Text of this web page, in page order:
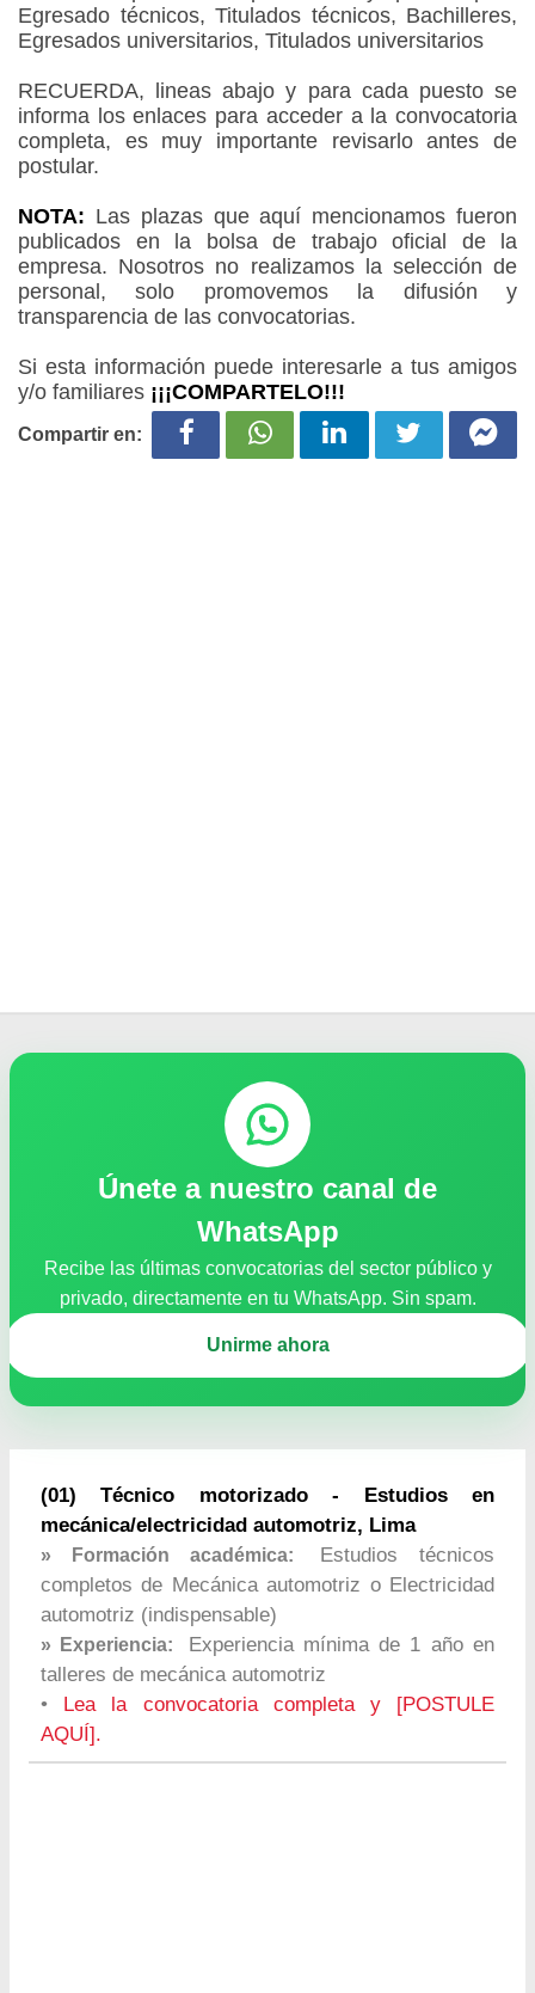
Egresado técnicos, Titulados técnicos, Bachilleres,
Egresados universitarios, Titulados universitarios
RECUERDA, lineas abajo y para cada puesto se
informa los enlaces para acceder a la convocatoria
completa, es muy importante revisarlo antes de
postular.
NOTA: Las plazas que aquí mencionamos fueron
publicados en la bolsa de trabajo oficial de la
empresa. Nosotros no realizamos la selección de
personal, solo promovemos la difusión y
transparencia de las convocatorias.
Si esta información puede interesarle a tus amigos
y/o familiares ¡¡¡COMPARTELO!!!
Compartir en:
Únete a nuestro canal de
WhatsApp
Recibe las últimas convocatorias del sector público y
privado, directamente en tu WhatsApp. Sin spam.
Unirme ahora
(01) Técnico motorizado - Estudios en
mecánica/electricidad automotriz, Lima
» Formación académica:
Estudios técnicos
completos de Mecánica automotriz o Electricidad
automotriz (indispensable)
» Experiencia:
Experiencia mínima de 1 año en
talleres de mecánica automotriz
•
Lea la convocatoria completa y [POSTULE
AQUÍ].